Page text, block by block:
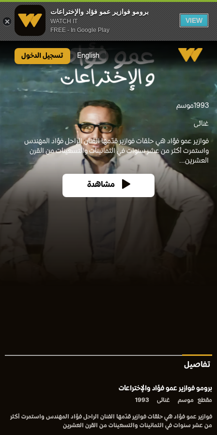
برومو فوازير عمو فؤاد والإختراعات
WATCH IT
FREE - In Google Play
VIEW
English تسجيل الدخول
1993موسم
غنائى
فوازير عمو فؤاد هي حلقات فوازير قدّمها الفنان الراحل فؤاد المهندس
واستمرت أكثر من عشر سنوات في الثمانينات والتسعينات من القرن
العشرين...
مشاهدة
تفاصيل
برومو فوازير عمو فؤاد والإختراعات
مقطع موسم غنائى 1993
فوازير عمو فؤاد هي حلقات فوازير قدّمها الفنان الراحل فؤاد المهندس واستمرت أكثر
من عشر سنوات في الثمانينات والتسعينات من القرن العشرين